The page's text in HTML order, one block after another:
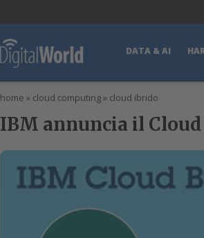
DATA & AI
home » cloud computing» cloud ibrido
IBM annuncia il